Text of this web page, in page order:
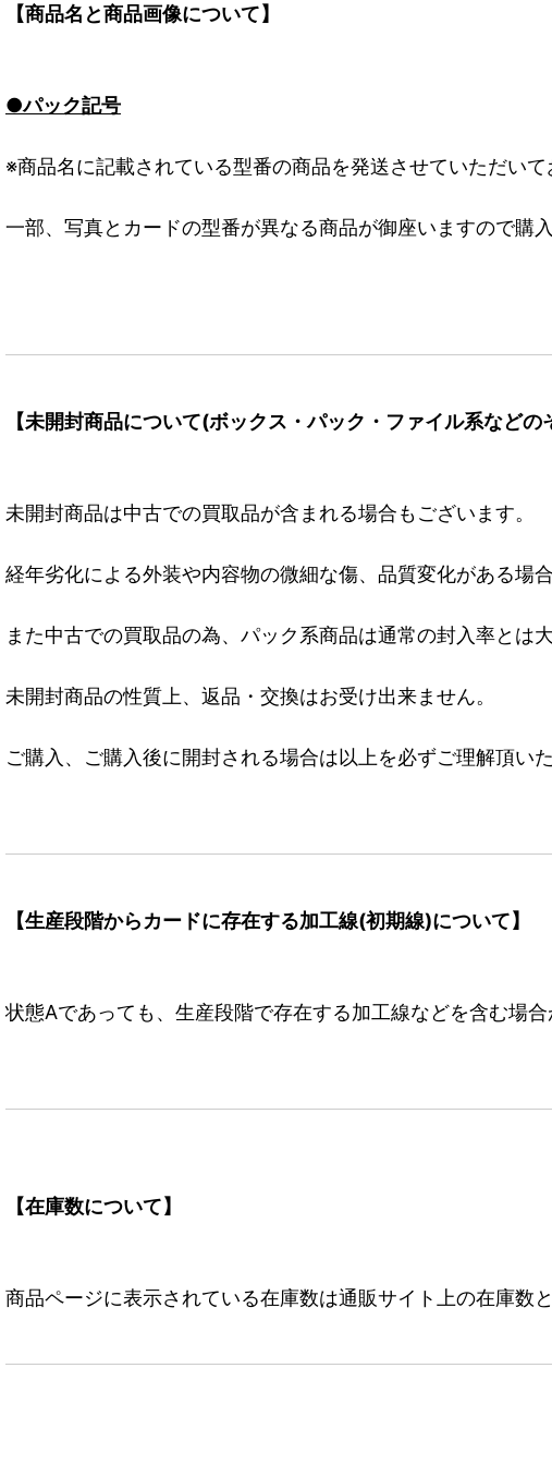
【商品名と商品画像について】
●パック記号
※商品名に記載されている型番の商品を発送させていただいて
一部、写真とカードの型番が異なる商品が御座いますので購
【未開封商品について(ボックス・パック・ファイル系などの
未開封商品は中古での買取品が含まれる場合もございます。
経年劣化による外装や内容物の微細な傷、品質変化がある場合
また中古での買取品の為、パック系商品は通常の封入率とは
未開封商品の性質上、返品・交換はお受け出来ません。
ご購入、ご購入後に開封される場合は以上を必ずご理解頂い
【生産段階からカードに存在する加工線(初期線)について】
状態Aであっても、生産段階で存在する加工線などを含む場
【在庫数について】
商品ページに表示されている在庫数は通販サイト上の在庫数